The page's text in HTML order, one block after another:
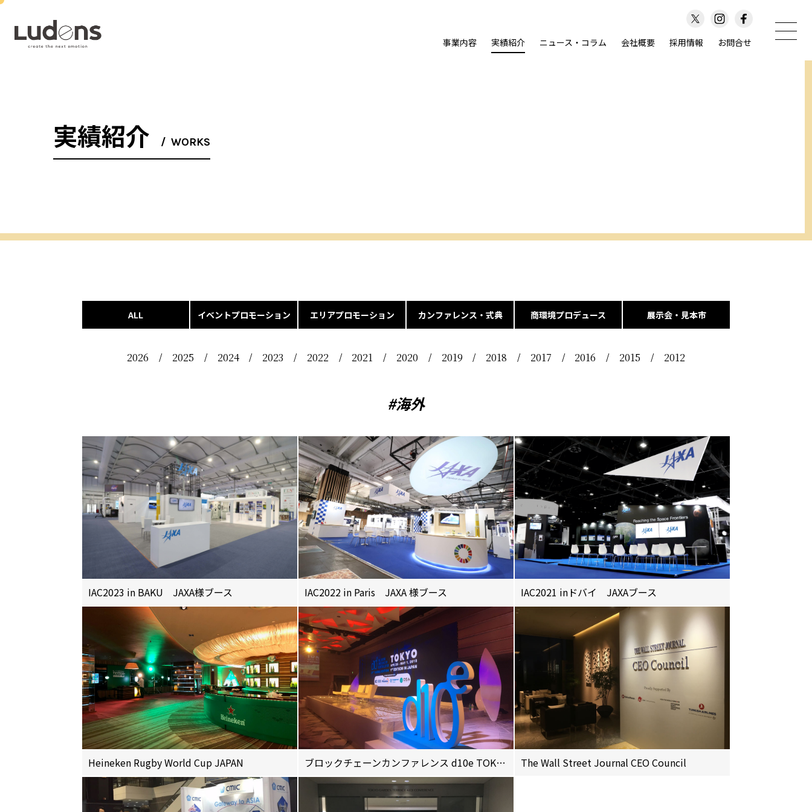
事業内容 実績紹介 ニュース・コラム 会社概要 採用情報 お問合せ
実績紹介 WORKS
ALL イベントプロモーション エリアプロモーション カンファレンス・式典 商環境プロデュース 展示会・見本市
2026 2025 2024 2023 2022 2021 2020 2019 2018 2017 2016 2015 2012
#海外
IAC2023 in BAKU JAXA様ブース IAC2022 in Paris JAXA 様ブース IAC2021 inドバイ JAXAブース
Heineken Rugby World Cup JAPAN ブロックチェーンカンファレンス d10e TOKYO The Wall Street Journal CEO Council